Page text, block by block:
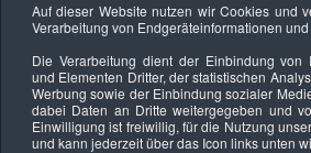
Keine Termine
Auf dieser Website nutzen wir Cookies und
Verarbeitung von Endgeräteinformationen
Die Verarbeitung dient der Einbindung von
und Elementen Dritter, der statistischen
Werbung sowie der Einbindung sozialer
dabei Daten an Dritte weitergegeben und
Einwilligung ist freiwillig, für die Nutzung
und kann jederzeit über das Icon links unten